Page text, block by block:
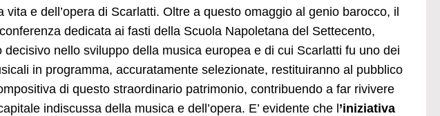
e dell’opera di Scarlatti. Oltre a questo omaggio al genio barocco, il
dedicata ai fasti della Scuola Napoletana del Settecento,
nello sviluppo della musica europea e di cui Scarlatti fu uno dei
in programma, accuratamente selezionate, restituiranno al pubblico
di questo straordinario patrimonio, contribuendo a far rivivere
indiscussa della musica e dell’opera. E’ evidente che l’iniziativa